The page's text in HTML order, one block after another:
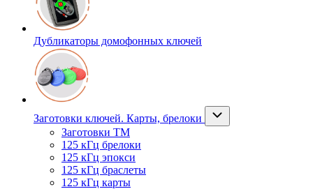
Дубликаторы домофонных ключей
Заготовки ключей. Карты, брелоки
Заготовки ТМ
125 кГц брелоки
125 кГц эпокси
125 кГц браслеты
125 кГц карты